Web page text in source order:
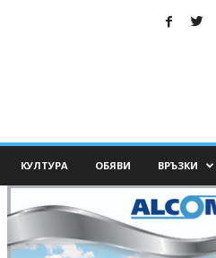
КУЛТУРА ОБЯВИ ВРЪЗКИ